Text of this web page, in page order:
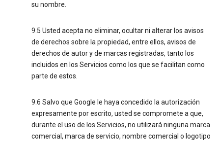
su nombre.
9.5 Usted acepta no eliminar, ocultar ni alterar los avisos
de derechos sobre la propiedad, entre ellos, avisos de
derechos de autor y de marcas registradas, tanto los
incluidos en los Servicios como los que se facilitan como
parte de estos.
9.6 Salvo que Google le haya concedido la autorización
expresamente por escrito, usted se compromete a que,
durante el uso de los Servicios, no utilizará ninguna marca
comercial, marca de servicio, nombre comercial o logotipo